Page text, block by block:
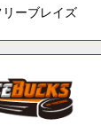
ーブレイズ